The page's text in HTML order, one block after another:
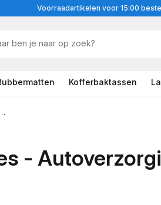
Voorraadartikelen voor 15:00
Kofferbaktassen
Accessoires - Autoverzorging - Luchtverfrissers
-